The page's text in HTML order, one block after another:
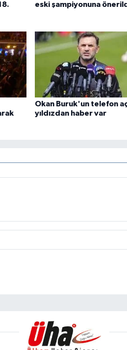
eski şampiyonuna
Okan Buruk'un telefon
yıldızdan haber var